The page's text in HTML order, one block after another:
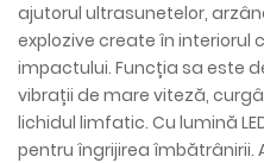
ajutorul ultrasunetelor,
explozive create în interiorul
impactului. Funcția sa este
vibrații de mare viteză,
lichidul limfatic. Cu lumină
pentru îngrijirea